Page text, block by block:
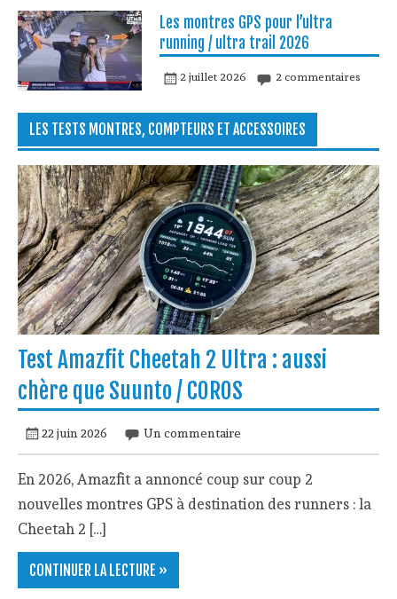
Les montres GPS pour l’ultra
running / ultra trail 2026
2 juillet 2026 2 commentaires
LES TESTS MONTRES, COMPTEURS ET ACCESSOIRES
Test Amazfit Cheetah 2 Ultra : aussi
chère que Suunto / COROS
22 juin 2026 Un commentaire
En 2026, Amazfit a annoncé coup sur coup 2
nouvelles montres GPS à destination des runners : la
Cheetah 2 […]
CONTINUER LA LECTURE »